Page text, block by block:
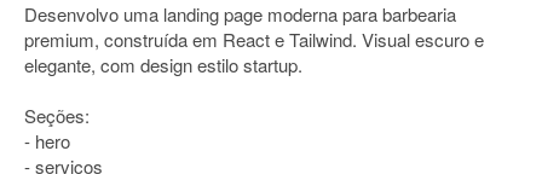
Desenvolvo uma landing page moderna para barbearia
premium, construída em React e Tailwind. Visual escuro e
elegante, com design estilo startup.
Seções:
- hero
- serviços